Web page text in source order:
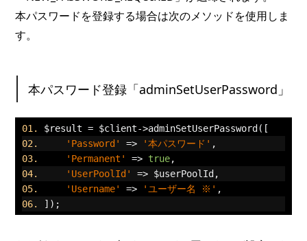
本パスワードを登録する場合は次のメソッドを使用しま
す。
本パスワード登録「adminSetUserPassword」
$result = $client->adminSetUserPassword([
'Password'
=> '本パスワード' ,
'Permanent'
=> true,
'UserPoolId'
=> $userPoolId,
'Username'
=> 'ユーザー名 ※' ,
]);